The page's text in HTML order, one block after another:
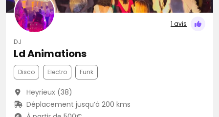
1 avis
DJ
Ld Animations
Disco Electro Funk
Heyrieux (38)
Déplacement jusqu’à 200 kms